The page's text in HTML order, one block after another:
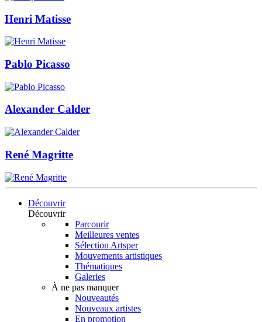
Henri Matisse
Pablo Picasso
Alexander Calder
René Magritte
Découvrir
Découvrir
Parcourir
Meilleures ventes
Sélection Artsper
Mouvements artistiques
Thématiques
Galeries
À ne pas manquer
Nouveautés
Nouveaux artistes
En promotion